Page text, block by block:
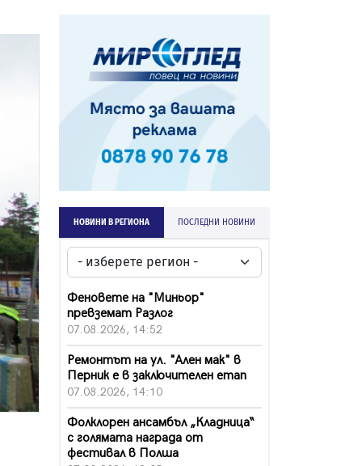
НОВИНИ В РЕГИОНА ПОСЛЕДНИ НОВИНИ
Феновете на "Миньор"
превземат Разлог
07.08.2026, 14:52
Ремонтът на ул. "Ален мак" в
Перник е в заключителен етап
07.08.2026, 14:10
Фолклорен ансамбъл „Кладница“
с голямата награда от
фестивал в Полша